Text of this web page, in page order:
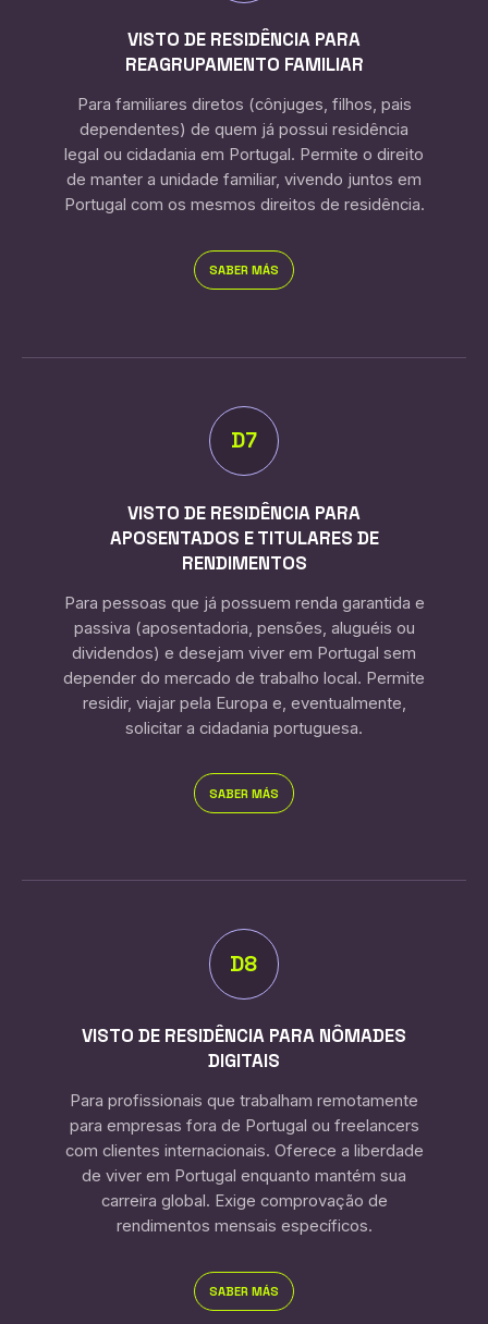
VISTO DE RESIDÊNCIA PARA
REAGRUPAMENTO FAMILIAR
Para familiares diretos (cônjuges, filhos, pais
dependentes) de quem já possui residência
legal ou cidadania em Portugal. Permite o direito
de manter a unidade familiar, vivendo juntos em
Portugal com os mesmos direitos de residência.
SABER MÁS
D7
VISTO DE RESIDÊNCIA PARA
APOSENTADOS E TITULARES DE
RENDIMENTOS
Para pessoas que já possuem renda garantida e
passiva (aposentadoria, pensões, aluguéis ou
dividendos) e desejam viver em Portugal sem
depender do mercado de trabalho local. Permite
residir, viajar pela Europa e, eventualmente,
solicitar a cidadania portuguesa.
SABER MÁS
D8
VISTO DE RESIDÊNCIA PARA NÔMADES
DIGITAIS
Para profissionais que trabalham remotamente
para empresas fora de Portugal ou freelancers
com clientes internacionais. Oferece a liberdade
de viver em Portugal enquanto mantém sua
carreira global. Exige comprovação de
rendimentos mensais específicos.
SABER MÁS